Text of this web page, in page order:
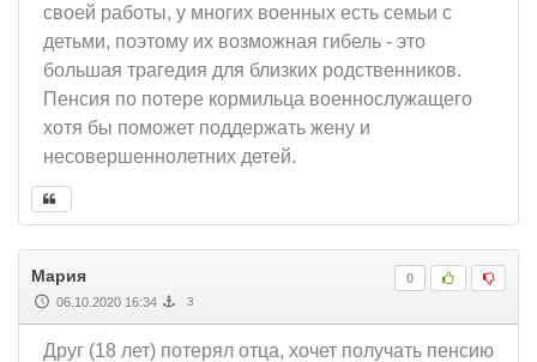
своей работы, у многих военных есть семьи с
детьми, поэтому их возможная гибель - это
большая трагедия для близких родственников.
Пенсия по потере кормильца военнослужащего
хотя бы поможет поддержать жену и
несовершеннолетних детей.
0
Мария
06.10.2020 16:34 3
Друг (18 лет) потерял отца, хочет получать пенсию